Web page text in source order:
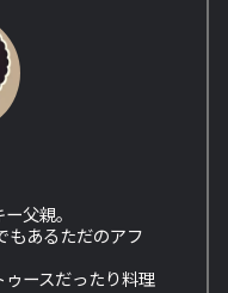
父親。
もあるただのアフ
ースだったり料理